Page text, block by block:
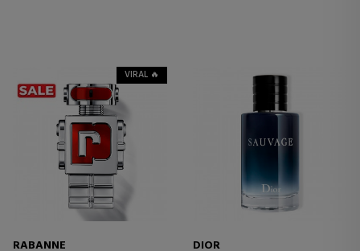
VIRAL 🔥
RABANNE
DIOR